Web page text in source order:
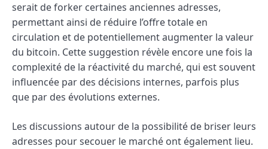
serait de forker certaines anciennes adresses,
permettant ainsi de réduire l’offre totale en
circulation et de potentiellement augmenter la valeur
du bitcoin. Cette suggestion révèle encore une fois la
complexité de la réactivité du marché, qui est souvent
influencée par des décisions internes, parfois plus
que par des évolutions externes.
Les discussions autour de la possibilité de briser leurs
adresses pour secouer le marché ont également lieu.